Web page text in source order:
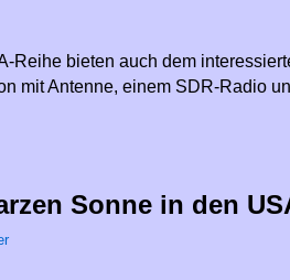
Reihe bieten auch dem
mit Antenne, einem SDR-Radio
Sonne in den